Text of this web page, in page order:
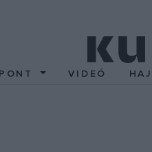
VIDEÓ